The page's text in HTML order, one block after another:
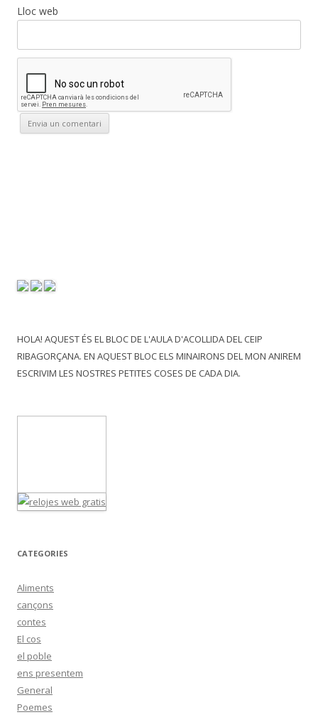
Lloc web
HOLA! AQUEST ÉS EL BLOC DE L'AULA D'ACOLLIDA DEL CEIP
RIBAGORÇANA. EN AQUEST BLOC ELS MINAIRONS DEL MON ANIREM
ESCRIVIM LES NOSTRES PETITES COSES DE CADA DIA.
CATEGORIES
Aliments
cançons
contes
El cos
el poble
ens presentem
General
Poemes